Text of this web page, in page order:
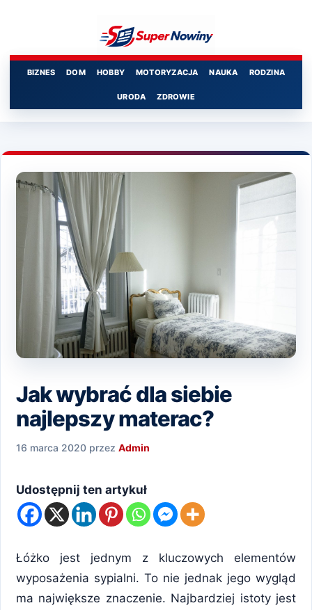
BIZNES DOM HOBBY MOTORYZACJA NAUKA RODZINA
URODA ZDROWIE
Jak wybrać dla siebie
najlepszy materac?
16 marca 2020 przez Admin
Udostępnij ten artykuł
Łóżko jest jednym z kluczowych elementów
wyposażenia sypialni. To nie jednak jego wygląd
ma największe znaczenie. Najbardziej istoty jest